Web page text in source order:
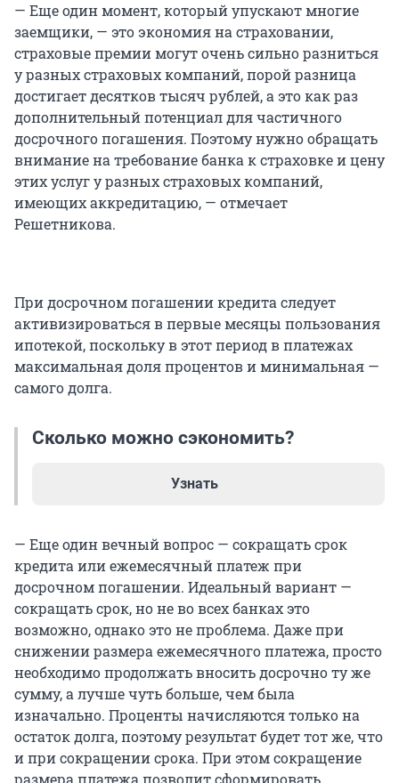
— Еще один момент, который упускают многие
заемщики, — это экономия на страховании,
страховые премии могут очень сильно разниться
у разных страховых компаний, порой разница
достигает десятков тысяч рублей, а это как раз
дополнительный потенциал для частичного
досрочного погашения. Поэтому нужно обращать
внимание на требование банка к страховке и цену
этих услуг у разных страховых компаний,
имеющих аккредитацию, — отмечает
Решетникова.
При досрочном погашении кредита следует
активизироваться в первые месяцы пользования
ипотекой, поскольку в этот период в платежах
максимальная доля процентов и минимальная —
самого долга.
Сколько можно сэкономить?
Узнать
на 30 лет под 16,3% в первый год только 5,5
тысячи рублей идет на погашение долга, а 651
тысяча рублей на выплату процентов за
пользование кредитом. Если сделать досрочное
погашение на сумму всего 5,5 тысячи рублей,
можно сократить срок кредита сразу на 12
месяцев и сэкономить 651 тысячу рублей. В
досрочном погашении ипотечного кредита
важно себя дисциплинировать. Изначально
рассчитать комфортную сумму платежа выше
той, что обязательна по кредитному договору, и
— Еще один вечный вопрос — сокращать срок
кредита или ежемесячный платеж при
досрочном погашении. Идеальный вариант —
сокращать срок, но не во всех банках это
возможно, однако это не проблема. Даже при
снижении размера ежемесячного платежа, просто
необходимо продолжать вносить досрочно ту же
сумму, а лучше чуть больше, чем была
изначально. Проценты начисляются только на
остаток долга, поэтому результат будет тот же, что
и при сокращении срока. При этом сокращение
размера платежа позволит сформировать